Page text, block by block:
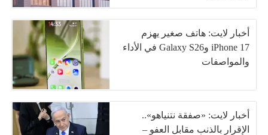
أخبار لايت: هاتف صغير يهزم
iPhone 17 وGalaxy S26 في الأداء
والمواصفات
أخبار لايت: «صفقة نتنياهو»..
الإقرار بالذنب مقابل العفو –